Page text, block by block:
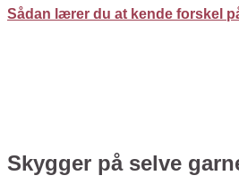
Sådan lærer du at kende forskel
Skygger på selve